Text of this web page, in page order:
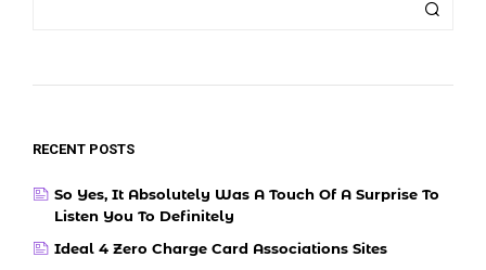
RECENT POSTS
So Yes, It Absolutely Was A Touch Of A Surprise To
Listen You To Definitely
Ideal 4 Zero Charge Card Associations Sites